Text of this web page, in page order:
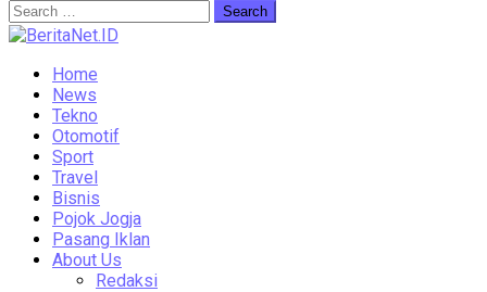
Home
News
Tekno
Otomotif
Sport
Travel
Bisnis
Pojok Jogja
Pasang Iklan
About Us
Redaksi